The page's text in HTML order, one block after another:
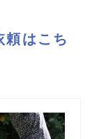
頼はこち